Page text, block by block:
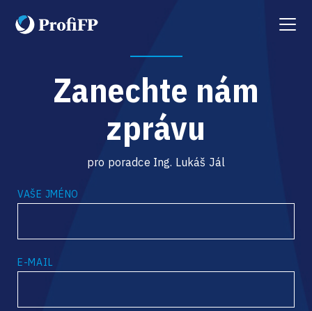
Menu
Zanechte nám
zprávu
pro poradce Ing. Lukáš Jál
VAŠE JMÉNO
E-MAIL